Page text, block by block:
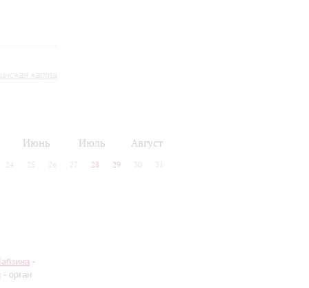
карта
Июнь Июль Август
24 25 26 27 28 29 30 31
-
- орган